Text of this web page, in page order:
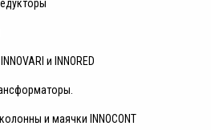
и INNORED
и маячки INNOCONT